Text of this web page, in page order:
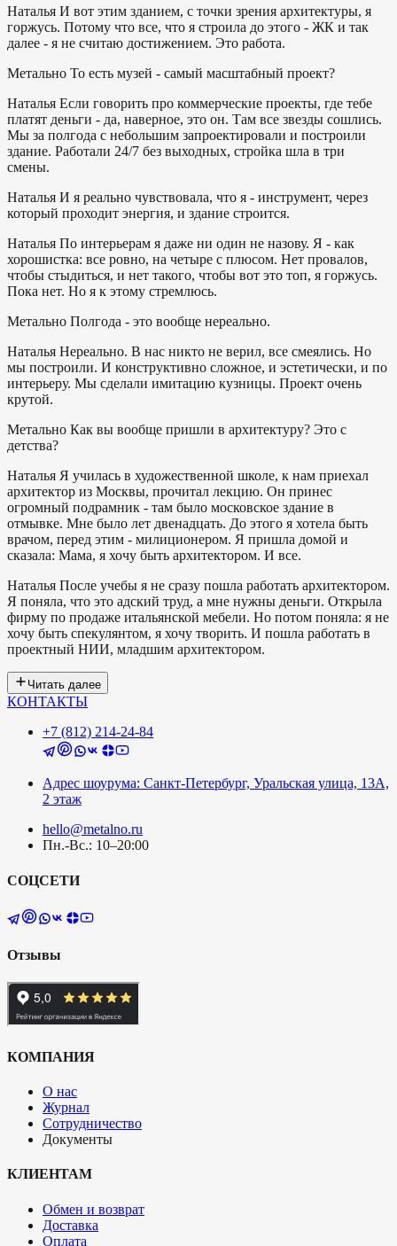
Наталья И вот этим зданием, с точки зрения архитектуры, я
горжусь. Потому что все, что я строила до этого - ЖК и так
далее - я не считаю достижением. Это работа.
Метально То есть музей - самый масштабный проект?
Наталья Если говорить про коммерческие проекты, где тебе
платят деньги - да, наверное, это он. Там все звезды сошлись.
Мы за полгода с небольшим запроектировали и построили
здание. Работали 24/7 без выходных, стройка шла в три
смены.
Наталья И я реально чувствовала, что я - инструмент, через
который проходит энергия, и здание строится.
Наталья По интерьерам я даже ни один не назову. Я - как
хорошистка: все ровно, на четыре с плюсом. Нет провалов,
чтобы стыдиться, и нет такого, чтобы вот это топ, я горжусь.
Пока нет. Но я к этому стремлюсь.
Метально Полгода - это вообще нереально.
Наталья Нереально. В нас никто не верил, все смеялись. Но
мы построили. И конструктивно сложное, и эстетически, и по
интерьеру. Мы сделали имитацию кузницы. Проект очень
крутой.
Метально Как вы вообще пришли в архитектуру? Это с
детства?
Наталья Я училась в художественной школе, к нам приехал
архитектор из Москвы, прочитал лекцию. Он принес
огромный подрамник - там было московское здание в
отмывке. Мне было лет двенадцать. До этого я хотела быть
врачом, перед этим - милиционером. Я пришла домой и
сказала: Мама, я хочу быть архитектором. И все.
Наталья После учебы я не сразу пошла работать архитектором.
Я поняла, что это адский труд, а мне нужны деньги. Открыла
фирму по продаже итальянской мебели. Но потом поняла: я не
хочу быть спекулянтом, я хочу творить. И пошла работать в
проектный НИИ, младшим архитектором.
Читать далее
КОНТАКТЫ
+7 (812) 214-24-84
Адрес шоурума: Санкт-Петербург, Уральская улица, 13А,
2 этаж
hello@metalno.ru
Пн.-Вс.: 10–20:00
СОЦСЕТИ
Отзывы
КОМПАНИЯ
О нас
Журнал
Сотрудничество
Документы
КЛИЕНТАМ
Обмен и возврат
Доставка
Оплата